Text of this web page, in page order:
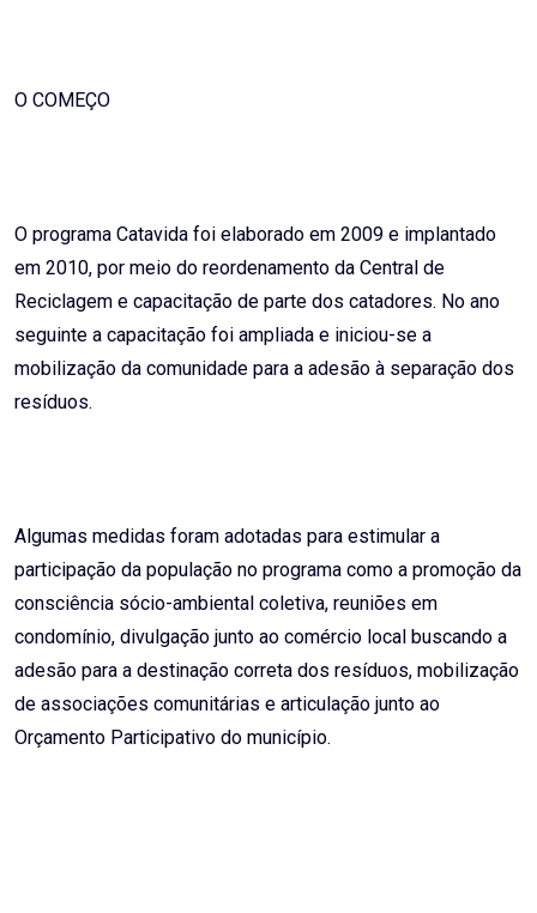
O COMEÇO
O programa Catavida foi elaborado em 2009 e implantado
em 2010, por meio do reordenamento da Central de
Reciclagem e capacitação de parte dos catadores. No ano
seguinte a capacitação foi ampliada e iniciou-se a
mobilização da comunidade para a adesão à separação dos
resíduos.
Algumas medidas foram adotadas para estimular a
participação da população no programa como a promoção da
consciência sócio-ambiental coletiva, reuniões em
condomínio, divulgação junto ao comércio local buscando a
adesão para a destinação correta dos resíduos, mobilização
de associações comunitárias e articulação junto ao
Orçamento Participativo do município.